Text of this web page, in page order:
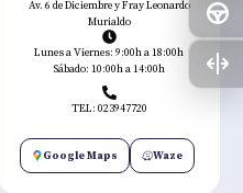
Av. 6 de Diciembre y Fray Leonardo
Murialdo
Lunes a Viernes: 9:00h a 18:00h
Sábado: 10:00h a 14:00h
TEL: 023947720
Google Maps Waze